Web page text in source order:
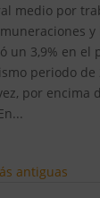
medio por
y
un 3,9% en
periodo de
por encima
antiguas